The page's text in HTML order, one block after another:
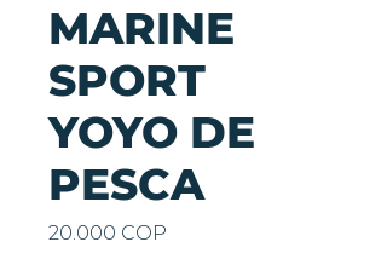
MARINE
SPORT
YOYO DE
PESCA
20.000 COP